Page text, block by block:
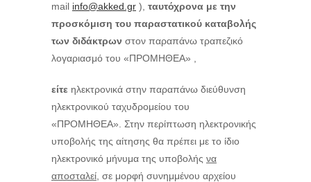
mail info@akked.gr ), ταυτόχρονα με την
προσκόμιση του παραστατικού καταβολής
των διδάκτρων στον παραπάνω τραπεζικό
λογαριασμό του «ΠΡΟΜΗΘΕΑ» ,
είτε ηλεκτρονικά στην παραπάνω διεύθυνση
ηλεκτρονικού ταχυδρομείου του
«ΠΡΟΜΗΘΕΑ». Στην περίπτωση ηλεκτρονικής
υποβολής της αίτησης θα πρέπει με το ίδιο
ηλεκτρονικό μήνυμα της υποβολής να
αποσταλεί, σε μορφή συνημμένου αρχείου